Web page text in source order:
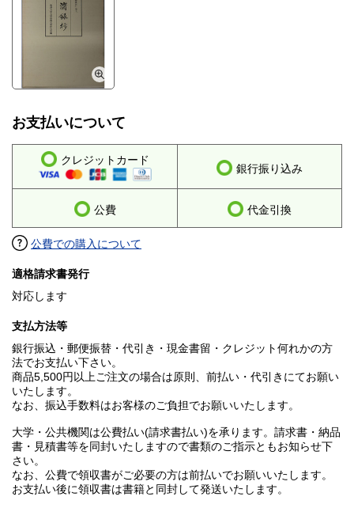
お支払いについて
クレジットカード
銀行振り込み
公費 代金引換
公費での購入について
適格請求書発行
対応します
支払方法等
銀行振込・郵便振替・代引き・現金書留・クレジット何れかの方
法でお支払い下さい。
商品5,500円以上ご注文の場合は原則、前払い・代引きにてお願い
いたします。
なお、振込手数料はお客様のご負担でお願いいたします。
大学・公共機関は公費払い(請求書払い)を承ります。請求書・納品
書・見積書等を同封いたしますので書類のご指示ともお知らせ下
さい。
なお、公費で領収書がご必要の方は前払いでお願いいたします。
お支払い後に領収書は書籍と同封して発送いたします。